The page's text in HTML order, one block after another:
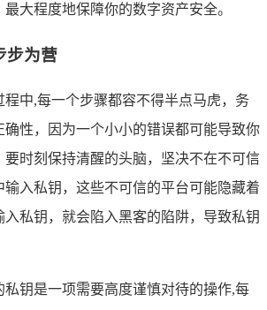
大程度地保障你的数字资产安全。
步为营
程中,每一个步骤都容不得半点马虎，务
确性，因为一个小小的错误都可能导致你
要时刻保持清醒的头脑，坚决不在不可信
输入私钥，这些不可信的平台可能隐藏着
入私钥，就会陷入黑客的陷阱，导致私钥
私钥是一项需要高度谨慎对待的操作,每